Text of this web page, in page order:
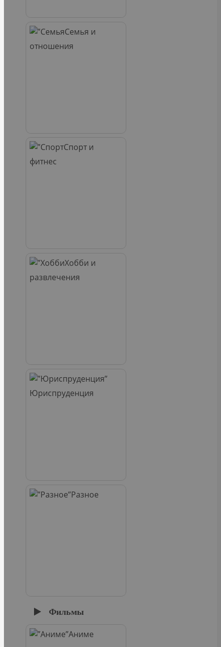
Семья и
отношения
Спорт и
фитнес
Хобби и
развлечения
Юриспруденция
Разное
Фильмы
Аниме